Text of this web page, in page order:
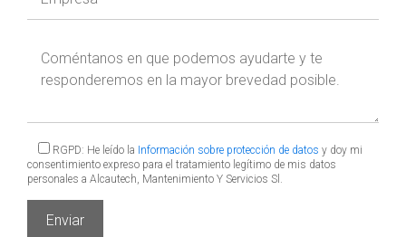
RGPD: He leído la Información sobre protección de datos y doy mi
consentimiento expreso para el tratamiento legítimo de mis datos
personales a Alcautech, Mantenimiento Y Servicios Sl.